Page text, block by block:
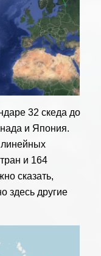
32 скеда до
и Япония.
линейных
и 164
сказать,
здесь другие